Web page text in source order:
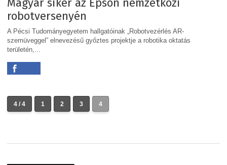
robotversenyén
A Pécsi Tudományegyetem hallgatóinak „Robotvezérlés AR-
szemüveggel” elnevezésű győztes projektje a robotika oktatás
területén,...
4 / 4 1 2 3 4